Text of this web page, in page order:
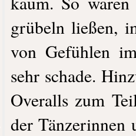
grübeln ließen,
von Gefühlen
sehr schade.
Overalls zum
der Tänzerinnen